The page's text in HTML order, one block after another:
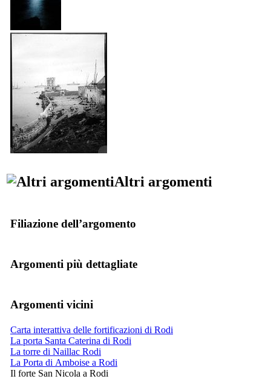
Altri argomenti
Filiazione dell’argomento
Argomenti più dettagliate
Argomenti vicini
Carta interattiva delle fortificazioni di Rodi
La porta Santa Caterina di Rodi
La torre di Naillac Rodi
La Porta di Amboise a Rodi
Il forte San Nicola a Rodi